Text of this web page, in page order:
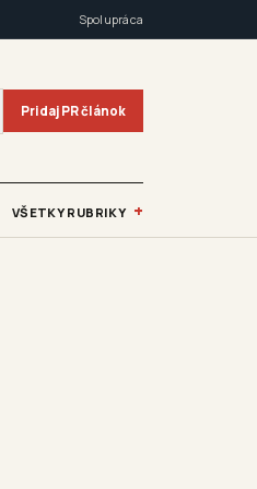
Spolupráca
Pridaj PR článok
VŠETKY RUBRIKY +